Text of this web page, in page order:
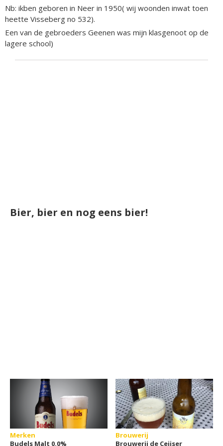
Nb: ikben geboren in Neer in 1950( wij woonden inwat toen
heette Visseberg no 532).
Een van de gebroeders Geenen was mijn klasgenoot op de
lagere school)
Bier, bier en nog eens bier!
Merken
Budels Malt 0.0%
Brouwerij
Brouwerij de Ceijser